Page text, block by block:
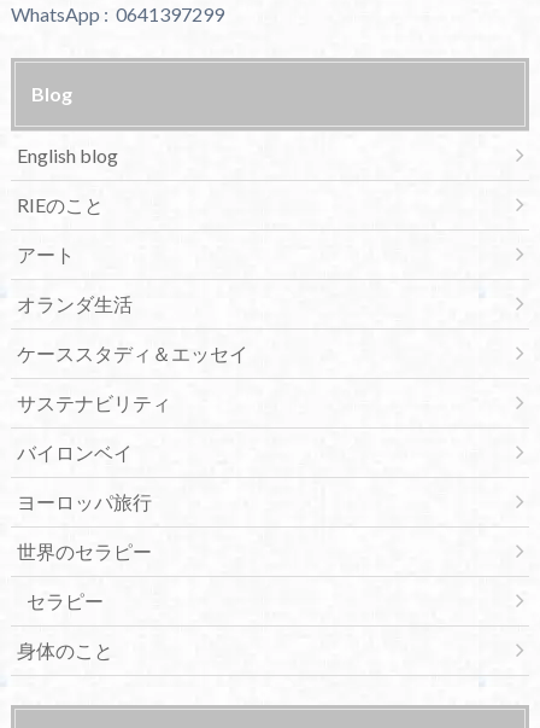
WhatsApp : 0641397299
Blog
English blog
RIEのこと
アート
オランダ生活
ケーススタディ＆エッセイ
サステナビリティ
バイロンベイ
ヨーロッパ旅行
世界のセラピー
セラピー
身体のこと